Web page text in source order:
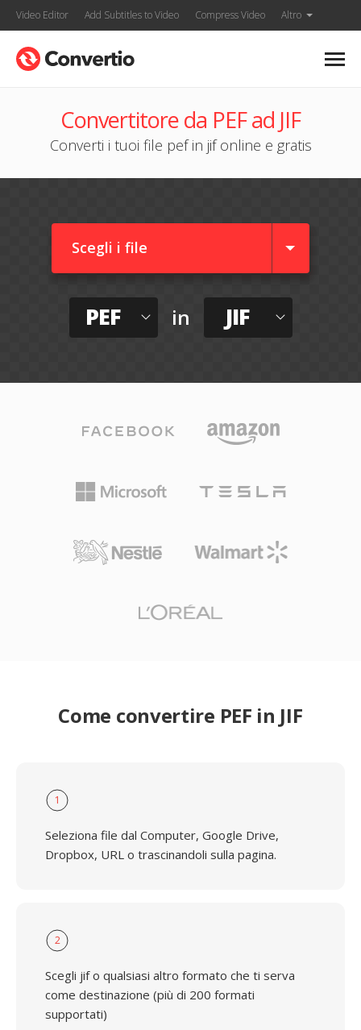
Video Editor Add Subtitles to Video Compress Video Altro
Convertitore da PEF ad JIF
Converti i tuoi file pef in jif online e gratis
Scegli i file
PEF in JIF
Come convertire PEF in JIF
1
Seleziona file dal Computer, Google Drive,
Dropbox, URL o trascinandoli sulla pagina.
2
Scegli jif o qualsiasi altro formato che ti serva
come destinazione (più di 200 formati
supportati)